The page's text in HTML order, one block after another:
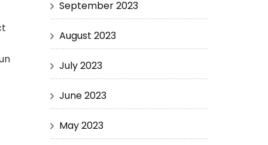
September 2023
August 2023
July 2023
June 2023
May 2023